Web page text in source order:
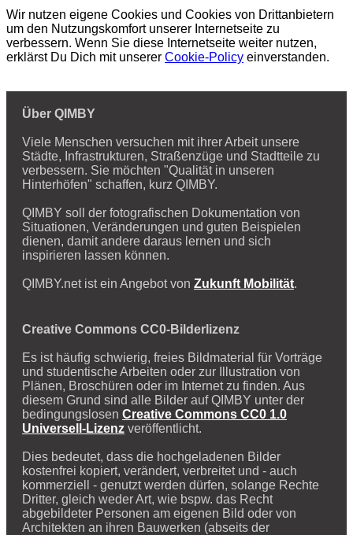
Wir nutzen eigene Cookies und Cookies von Drittanbietern
um den Nutzungskomfort unserer Internetseite zu
verbessern. Wenn Sie diese Internetseite weiter nutzen,
erklärst Du Dich mit unserer Cookie-Policy einverstanden.
Über QIMBY
Viele Menschen versuchen mit ihrer Arbeit unsere
Städte, Infrastrukturen, Straßenzüge und Stadtteile zu
verbessern. Sie möchten "Qualität in unseren
Hinterhöfen" schaffen, kurz QIMBY.
QIMBY soll der fotografischen Dokumentation von
Situationen, Veränderungen und guten Beispielen
dienen, damit andere daraus lernen und sich
inspirieren lassen können.
QIMBY.net ist ein Angebot von Zukunft Mobilität.
Creative Commons CC0-Bilderlizenz
Es ist häufig schwierig, freies Bildmaterial für Vorträge
und studentische Arbeiten oder zur Illustration von
Plänen, Broschüren oder im Internet zu finden. Aus
diesem Grund sind alle Bilder auf QIMBY unter der
bedingungslosen Creative Commons CC0 1.0
Universell-Lizenz veröffentlicht.
Dies bedeutet, dass die hochgeladenen Bilder
kostenfrei kopiert, verändert, verbreitet und - auch
kommerziell - genutzt werden dürfen, solange Rechte
Dritter, gleich weder Art, wie bspw. das Recht
abgebildeter Personen am eigenen Bild oder von
Architekten an ihren Bauwerken (abseits der